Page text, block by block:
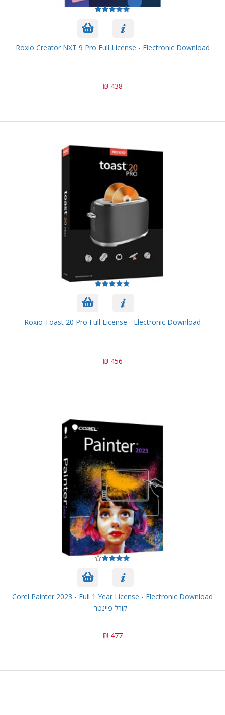
Roxio Creator NXT 9 Pro Full License - Electronic Download
438 ₪
Roxio Toast 20 Pro Full License - Electronic Download
456 ₪
Corel Painter 2023 - Full 1 Year License - Electronic Download
- קורל פיינטר
477 ₪